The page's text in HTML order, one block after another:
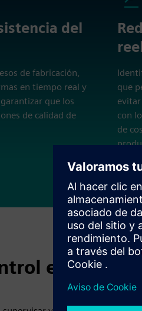
del
de fabricación,
en tiempo real y
que los
de calidad de
que
con
de
estadístico